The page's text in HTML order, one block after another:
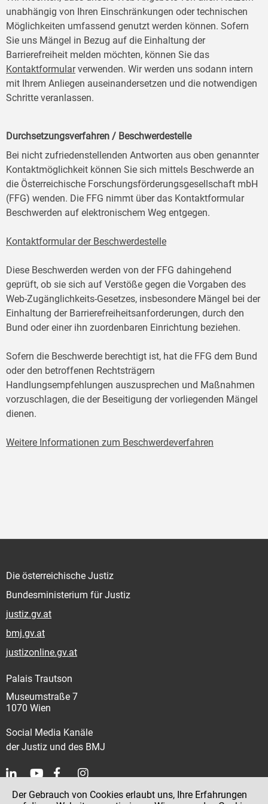
unabhängig von Ihren Einschränkungen oder technischen
Möglichkeiten umfassend genutzt werden können. Sofern
Sie uns Mängel in Bezug auf die Einhaltung der
Barrierefreiheit melden möchten, können Sie das
Kontaktformularverwenden. Wir werden uns sodann intern
mit Ihrem Anliegen auseinandersetzen und die notwendigen
Schritte veranlassen.
Durchsetzungsverfahren / Beschwerdestelle
Bei nicht zufriedenstellenden Antworten aus oben genannter
Kontaktmöglichkeit können Sie sich mittels Beschwerde an
die Österreichische Forschungsförderungsgesellschaft mbH
(FFG) wenden. Die FFG nimmt über das Kontaktformular
Beschwerden auf elektronischem Weg entgegen.
Kontaktformular der Beschwerdestelle
Diese Beschwerden werden von der FFG dahingehend
geprüft, ob sie sich auf Verstöße gegen die Vorgaben des
Web-Zugänglichkeits-Gesetzes, insbesondere Mängel bei der
Einhaltung der Barrierefreiheitsanforderungen, durch den
Bund oder einer ihn zuordenbaren Einrichtung beziehen.
Sofern die Beschwerde berechtigt ist, hat die FFG dem Bund
oder den betroffenen Rechtsträgern
Handlungsempfehlungen auszusprechen und Maßnahmen
vorzuschlagen, die der Beseitigung der vorliegenden Mängel
dienen.
Weitere Informationen zum Beschwerdeverfahren
Die österreichische Justiz
Bundesministerium für Justiz
justiz.gv.at
bmj.gv.at
justizonline.gv.at
Palais Trautson
Museumstraße 7
1070 Wien
Social Media Kanäle
der Justiz und des BMJ
Kontakt
Der Gebrauch von Cookies erlaubt uns, Ihre Erfahrungen